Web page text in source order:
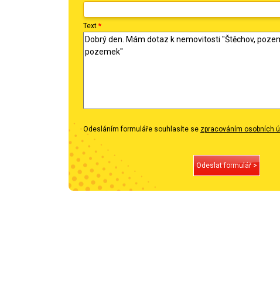
Text *
Odesláním formuláře souhlasíte se zpracováním osobních
Odeslat formulář >